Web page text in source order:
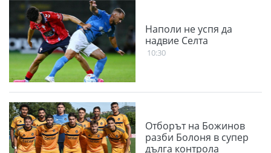
Наполи не успя да
надвие Селта
10:30
Отборът на Божинов
разби Болоня в супер
дълга контрола